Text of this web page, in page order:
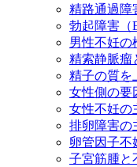
精路通過障
勃起障害（
男性不妊の
精索静脈瘤
精子の質を
女性側の要
女性不妊の
排卵障害の
卵管因子不
子宮筋腫と